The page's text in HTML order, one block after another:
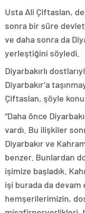
Usta Ali Çiftaslan,
sonra bir süre
ve daha sonra da
yerleştiğini söyledi.
Diyarbakırlı
Diyarbakır’a
Çiftaslan, şöyle
“Daha önce
vardı. Bu ilişkiler
Diyarbakır ve
benzer. Bunlardan
işimize başladık.
işi burada da devam
hemşerilerimizin,